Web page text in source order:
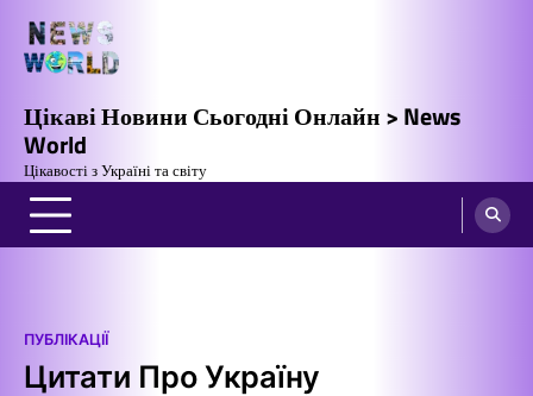
вмісту
Цікаві Новини Сьогодні Онлайн > News
World
Цікавості з Україні та світу
ПУБЛІКАЦІЇ
Цитати Про Україну